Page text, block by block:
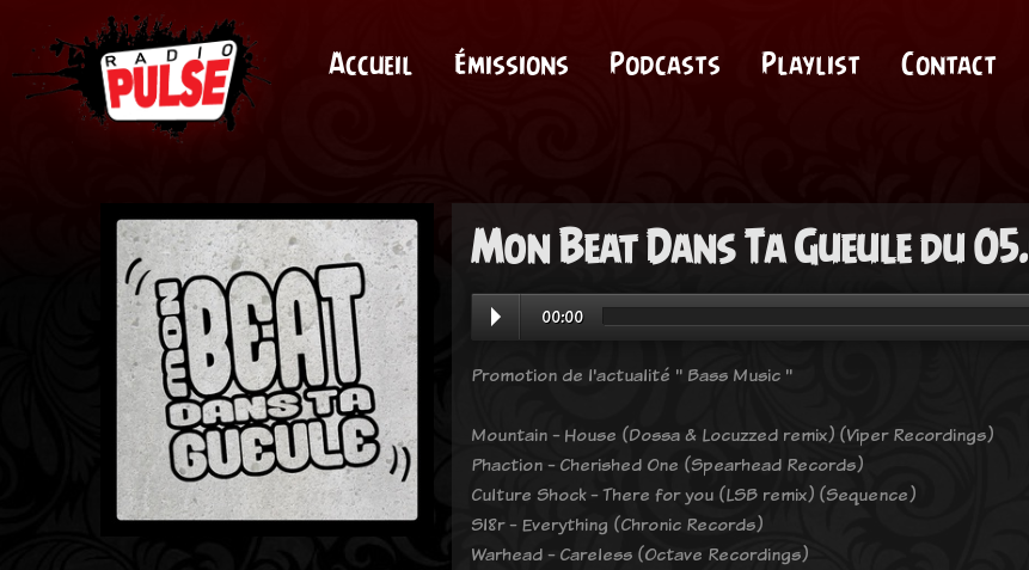
Accueil Émissions Podcasts Playlist Contact
Mon Beat Dans Ta Gueule du
00:00
Promotion de l'actualité " Bass Music "
Mountain - House (Dossa & Locuzzed remix) (Viper Recordings)
Phaction - Cherished One (Spearhead Records)
Culture Shock - There for you (LSB remix) (Sequence)
Sl8r - Everything (Chronic Records)
Warhead - Careless (Octave Recordings)